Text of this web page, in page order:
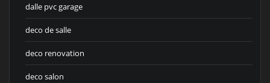
dalle pvc garage
deco de salle
deco renovation
deco salon